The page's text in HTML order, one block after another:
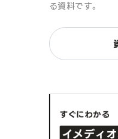
る資料です。